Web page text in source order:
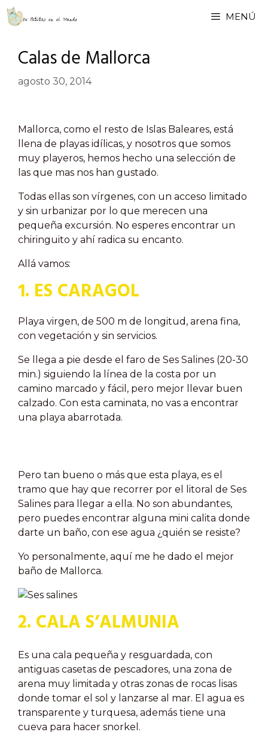
Saltar
MENÚ
Calas de Mallorca
agosto 30, 2014
Mallorca, como el resto de Islas Baleares, está
llena de playas idílicas, y nosotros que somos
muy playeros, hemos hecho una selección de
las que mas nos han gustado.
Todas ellas son vírgenes, con un acceso limitado
y sin urbanizar por lo que merecen una
pequeña excursión. No esperes encontrar un
chiringuito y ahí radica su encanto.
Allá vamos:
1. ES CARAGOL
Playa virgen, de 500 m de longitud, arena fina,
con vegetación y sin servicios.
Se llega a pie desde el faro de Ses Salines (20-30
min.) siguiendo la línea de la costa por un
camino marcado y fácil, pero mejor llevar buen
calzado. Con esta caminata, no vas a encontrar
una playa abarrotada.
Pero tan bueno o más que esta playa, es el
tramo que hay que recorrer por el litoral de Ses
Salines para llegar a ella. No son abundantes,
pero puedes encontrar alguna mini calita donde
darte un baño, con ese agua ¿quién se resiste?
Yo personalmente, aquí me he dado el mejor
baño de Mallorca.
2. CALA S’ALMUNIA
Es una cala pequeña y resguardada, con
antiguas casetas de pescadores, una zona de
arena muy limitada y otras zonas de rocas lisas
donde tomar el sol y lanzarse al mar. El agua es
transparente y turquesa, además tiene una
cueva para hacer snorkel.